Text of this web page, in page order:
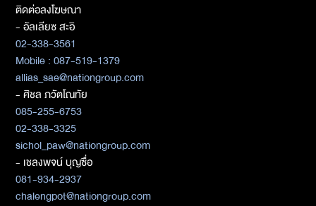
ติดต่อลงโฆษณา
- อัลเลียซ สะอิ
02-338-3561
Mobile : 087-519-1379
allias_sae@nationgroup.com
- ศิชล ภวัตโณทัย
085-255-6753
02-338-3325
sichol_paw@nationgroup.com
- เชลงพจน์ บุญซื่อ
081-934-2937
chalengpot@nationgroup.com